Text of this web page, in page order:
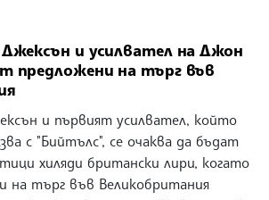
и усилвател на Джон
предложени на търг във
и първият усилвател, който
с "Бийтълс", се очаква да бъдат
хиляди британски лири, когато
на търг във Великобритания